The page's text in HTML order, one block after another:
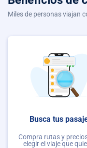
Miles de personas viajan
Busca tus
Compra rutas y
elegir el viaje que